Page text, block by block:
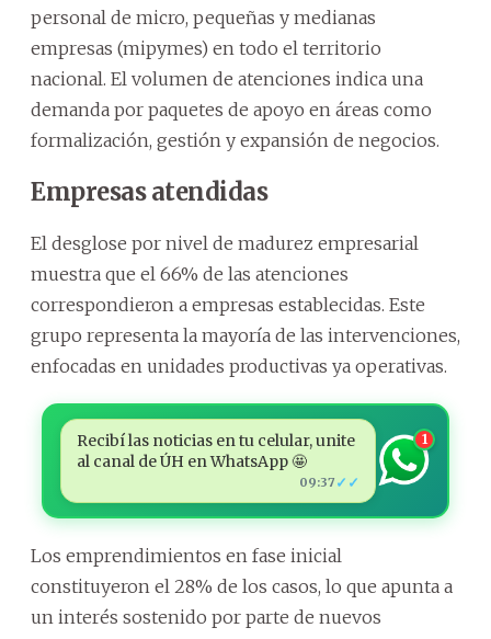
personal de micro, pequeñas y medianas
empresas (mipymes) en todo el territorio
nacional. El volumen de atenciones indica una
demanda por paquetes de apoyo en áreas como
formalización, gestión y expansión de negocios.
Empresas atendidas
El desglose por nivel de madurez empresarial
muestra que el 66% de las atenciones
correspondieron a empresas establecidas. Este
grupo representa la mayoría de las intervenciones,
enfocadas en unidades productivas ya operativas.
Recibí las noticias en tu celular, unite
al canal de ÚH en WhatsApp 🤩
09:37 ✓✓
1
Los emprendimientos en fase inicial
constituyeron el 28% de los casos, lo que apunta a
un interés sostenido por parte de nuevos